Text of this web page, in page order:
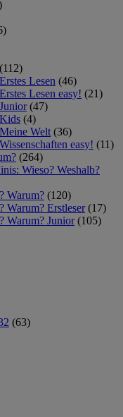
(112)
Lesen (46)
Lesen easy! (21)
(47)
(4)
Welt (36)
easy! (11)
(264)
Wieso? Weshalb?
Warum? (120)
Warum? Erstleser (17)
Warum? Junior (105)
(63)